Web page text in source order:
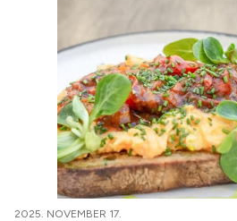
2025. NOVEMBER 17.